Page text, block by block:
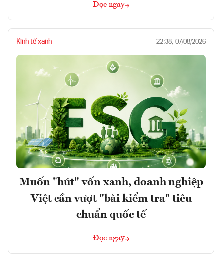
Đọc ngay
Kinh tế xanh 22:38, 07/08/2026
Muốn "hút" vốn xanh, doanh nghiệp
Việt cần vượt "bài kiểm tra" tiêu
chuẩn quốc tế
Đọc ngay